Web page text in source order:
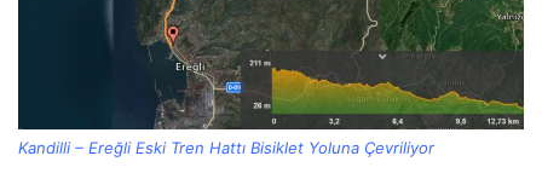
Kandilli – Ereğli Eski Tren Hattı Bisiklet Yoluna Çevriliyor